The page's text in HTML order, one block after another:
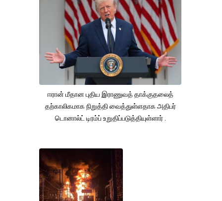
ஈரான் மீதான புதிய இராணுவத் தாக்குதலைத்
தற்காலிகமாக நிறுத்தி வைத்துள்ளதாக அதிபர்
டொனால்ட் டிரம்ப் உறுதிப்படுத்தியுள்ளார் .